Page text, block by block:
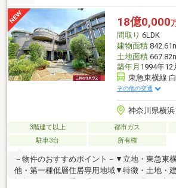
のご希望、資料請求、ご質問などなど、お気
わせください♪スーモ未掲載物件などもご用意
18億0,000
間取り 6LDK
建物面積
土地面積
築年月 1994年12
東急東横線
その他の交通
神奈川県横
3階建て以上 都市ガス
駐車3台
所有権
－物件のおすすめポイント－▼立地・東急東
他・第一種低層住居専用地域▼特徴・土地・